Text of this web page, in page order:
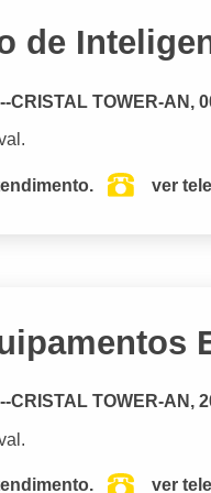
de
CRISTAL TOWER-AN,
ver
CRISTAL TOWER-AN,
ver